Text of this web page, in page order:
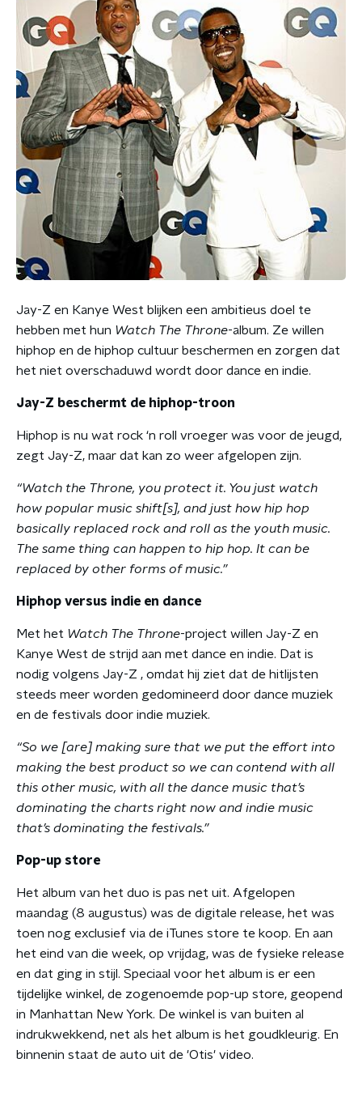
Jay-Z en Kanye West blijken een ambitieus doel te
hebben met hun Watch The Throne-album. Ze willen
hiphop en de hiphop cultuur beschermen en zorgen dat
het niet overschaduwd wordt door dance en indie.
Jay-Z beschermt de hiphop-troon
Hiphop is nu wat rock ‘n roll vroeger was voor de jeugd,
zegt Jay-Z, maar dat kan zo weer afgelopen zijn.
“Watch the Throne, you protect it. You just watch
how popular music shift[s], and just how hip hop
basically replaced rock and roll as the youth music.
The same thing can happen to hip hop. It can be
replaced by other forms of music.”
Hiphop versus indie en dance
Met het Watch The Throne-project willen Jay-Z en
Kanye West de strijd aan met dance en indie. Dat is
nodig volgens Jay-Z , omdat hij ziet dat de hitlijsten
steeds meer worden gedomineerd door dance muziek
en de festivals door indie muziek.
“So we [are] making sure that we put the effort into
making the best product so we can contend with all
this other music, with all the dance music that’s
dominating the charts right now and indie music
that’s dominating the festivals.”
Pop-up store
Het album van het duo is pas net uit. Afgelopen
maandag (8 augustus) was de digitale release, het was
toen nog exclusief via de iTunes store te koop. En aan
het eind van die week, op vrijdag, was de fysieke release
en dat ging in stijl. Speciaal voor het album is er een
tijdelijke winkel, de zogenoemde pop-up store, geopend
in Manhattan New York. De winkel is van buiten al
indrukwekkend, net als het album is het goudkleurig. En
binnenin staat de auto uit de 'Otis' video.